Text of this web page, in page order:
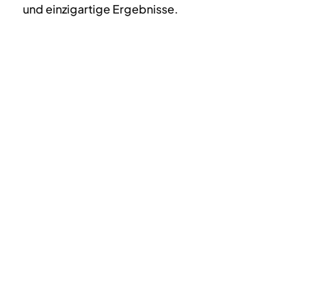
und einzigartige Ergebnisse.